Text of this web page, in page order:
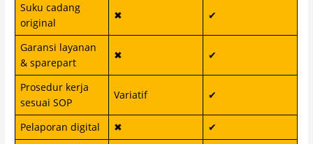
Suku cadang
original
✖ ✔
Garansi layanan
& sparepart
✖ ✔
Prosedur kerja
sesuai SOP
Variatif ✔
Pelaporan digital ✖
✔